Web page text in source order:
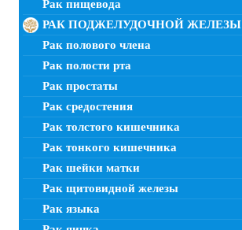
Рак пищевода
РАК ПОДЖЕЛУДОЧНОЙ ЖЕЛЕЗЫ
Рак полового члена
Рак полости рта
Рак простаты
Рак средостения
Рак толстого кишечника
Рак тонкого кишечника
Рак шейки матки
Рак щитовидной железы
Рак языка